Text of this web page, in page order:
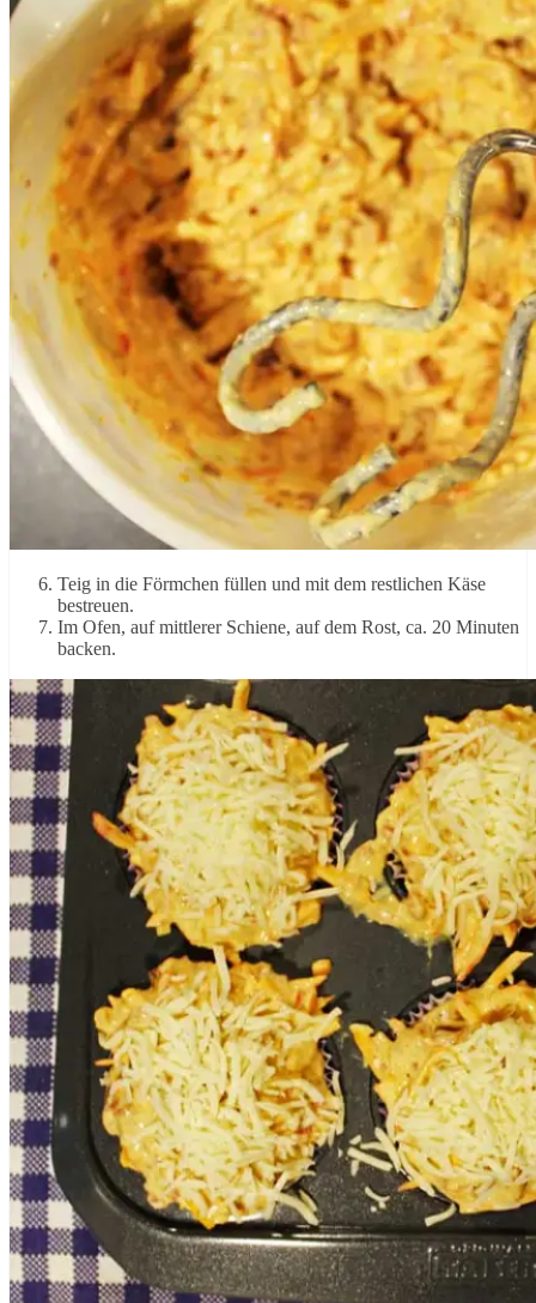
Teig in die Förmchen füllen und mit dem restlichen Käse
bestreuen.
Im Ofen, auf mittlerer Schiene, auf dem Rost, ca. 20 Minuten
backen.